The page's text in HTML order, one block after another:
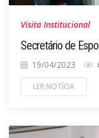
Visita Institucional
Secretário de
19/04/2023
LER NOTÍCIA